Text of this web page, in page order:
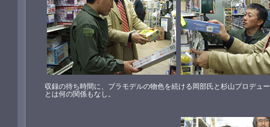
収録の待ち時間に、プラモデルの物色を続ける岡部氏と杉山プロデュ
とは何の関係もなし。